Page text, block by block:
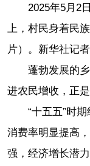
2025年5月2
上，村民身着民
片）。新华社记
蓬勃发展的
进农民增收，正
“十五五”时
消费率明显提高
强，经济增长潜